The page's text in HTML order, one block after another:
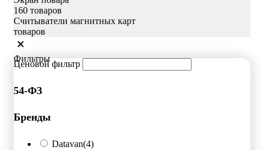
160 товаров
Считыватели магнитных карт
товаров
Фильтры
Ценовой фильтр
54-ФЗ
Бренды
Datavan(4)